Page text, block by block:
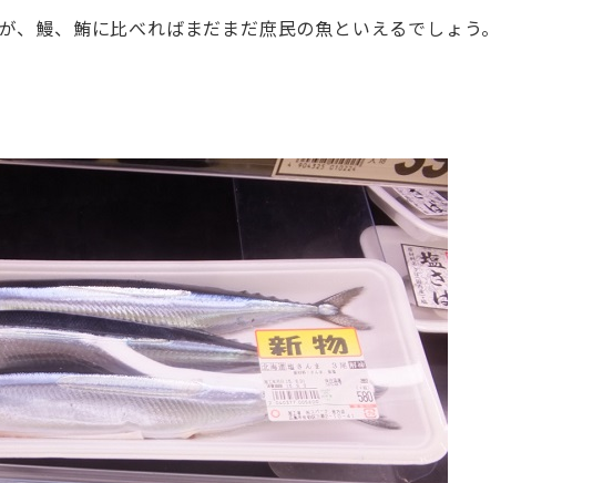
、鰻、鮪に比べればまだまだ庶民の魚といえるでしょう。